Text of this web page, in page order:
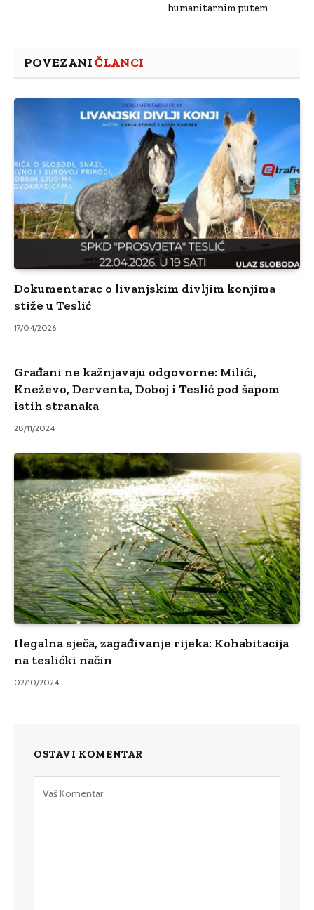
humanitarnim putem
POVEZANIČLANCI
Dokumentarac o livanjskim divljim konjima
stiže u Teslić
17/04/2026
Građani ne kažnjavaju odgovorne: Milići,
Kneževo, Derventa, Doboj i Teslić pod šapom
istih stranaka
28/11/2024
Ilegalna sječa, zagađivanje rijeka: Kohabitacija
na teslićki način
02/10/2024
OSTAVI KOMENTAR